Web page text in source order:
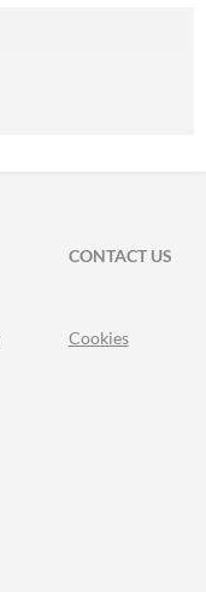
CONTACT US
Cookies